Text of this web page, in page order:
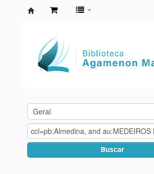
Agamenon
Magalhães
Buscar